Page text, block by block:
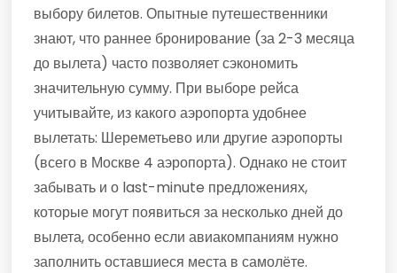
выбору билетов. Опытные путешественники
знают, что раннее бронирование (за 2-3 месяца
до вылета) часто позволяет сэкономить
значительную сумму. При выборе рейса
учитывайте, из какого аэропорта удобнее
вылетать: Шереметьево или другие аэропорты
(всего в Москве 4 аэропорта). Однако не стоит
забывать и о last-minute предложениях,
которые могут появиться за несколько дней до
вылета, особенно если авиакомпаниям нужно
заполнить оставшиеся места в самолёте.